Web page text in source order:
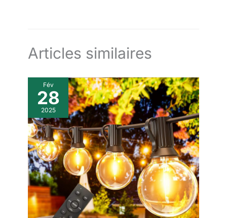
Articles similaires
Fév
28
2025